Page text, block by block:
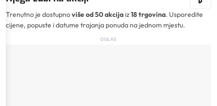
Trenutno je dostupnoviše od 50 akcija iz18 trgovina. Usporedite
cijene, popuste i datume trajanja ponuda na jednom mjestu.
OGLAS